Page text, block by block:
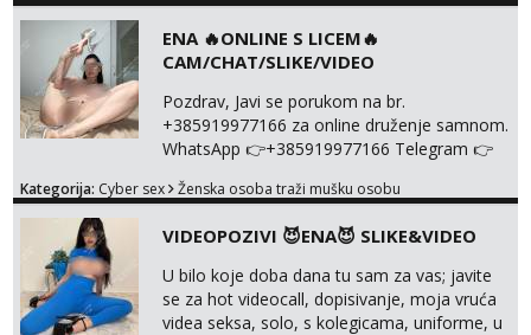
ENA 🔥ONLINE S LICEM🔥
CAM/CHAT/SLIKE/VIDEO
Pozdrav, Javi se porukom na br.
+385919977166 za online druženje samnom.
WhatsApp 👉+385919977166 Telegram 👉
solo i s partnerom, kolegicama
haljine, štikle, samostojeće itd. Nudim
svakakva videa seksa, pušenje, razne
lokacije, suradnje s kolegicama, fetiši..
Dopisivanje i slike također radim. NIŠTA UŽI...
Kategorija: Cyber sex Ženska osoba traži mušku osobu
VIDEOPOZIVI 😈ENA😈 SLIKE&VIDEO
U bilo koje doba dana tu sam za vas; javite
se za hot videocall, dopisivanje, moja vruća
videa seksa, solo, s kolegicama, uniforme, u